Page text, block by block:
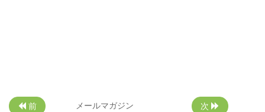
前 メールマガジン 次